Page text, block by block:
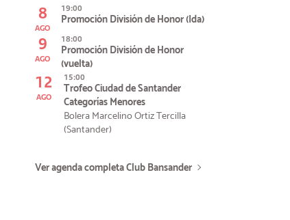
8
AGO
19:00
Promoción División de Honor (Ida)
9
AGO
18:00
Promoción División de Honor
(vuelta)
12
AGO
15:00
Trofeo Ciudad de Santander
Categorías Menores
Bolera Marcelino Ortiz Tercilla
(Santander)
Ver agenda completa Club Bansander